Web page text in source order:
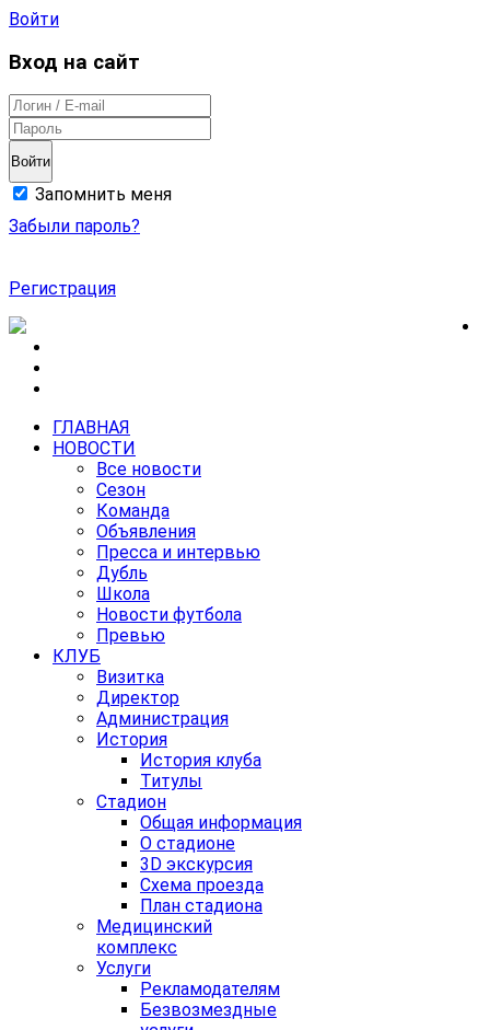
Войти
Вход на сайт
Войти
Запомнить меня
Забыли пароль?
Регистрация
ГЛАВНАЯ
НОВОСТИ
Все новости
Сезон
Команда
Объявления
Пресса и интервью
Дубль
Школа
Новости футбола
Превью
КЛУБ
Визитка
Директор
Администрация
История
История клуба
Титулы
Стадион
Общая информация
О стадионе
3D экскурсия
Схема проезда
План стадиона
Медицинский
комплекс
Услуги
Рекламодателям
Безвозмездные